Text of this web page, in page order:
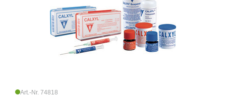
Art.-Nr. 74818